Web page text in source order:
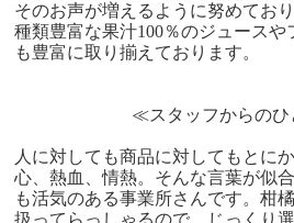
そのお声が増えるように努めており
種類豊富な果汁100％のジュース
も豊富に取り揃えております。
≪スタッフからの
人に対しても商品に対してもとに
心、熱血、情熱。そんな言葉が似
も活気のある事業所さんです。柑
扱ってらっしゃるので、じっくり